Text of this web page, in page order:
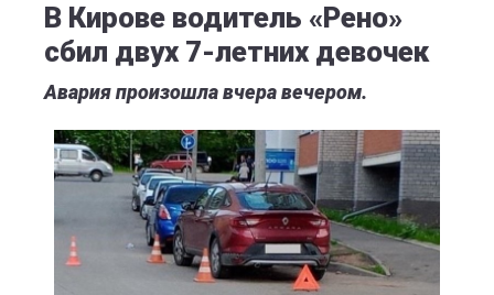
В Кирове водитель «Рено»
сбил двух 7-летних девочек
Авария произошла вчера вечером.